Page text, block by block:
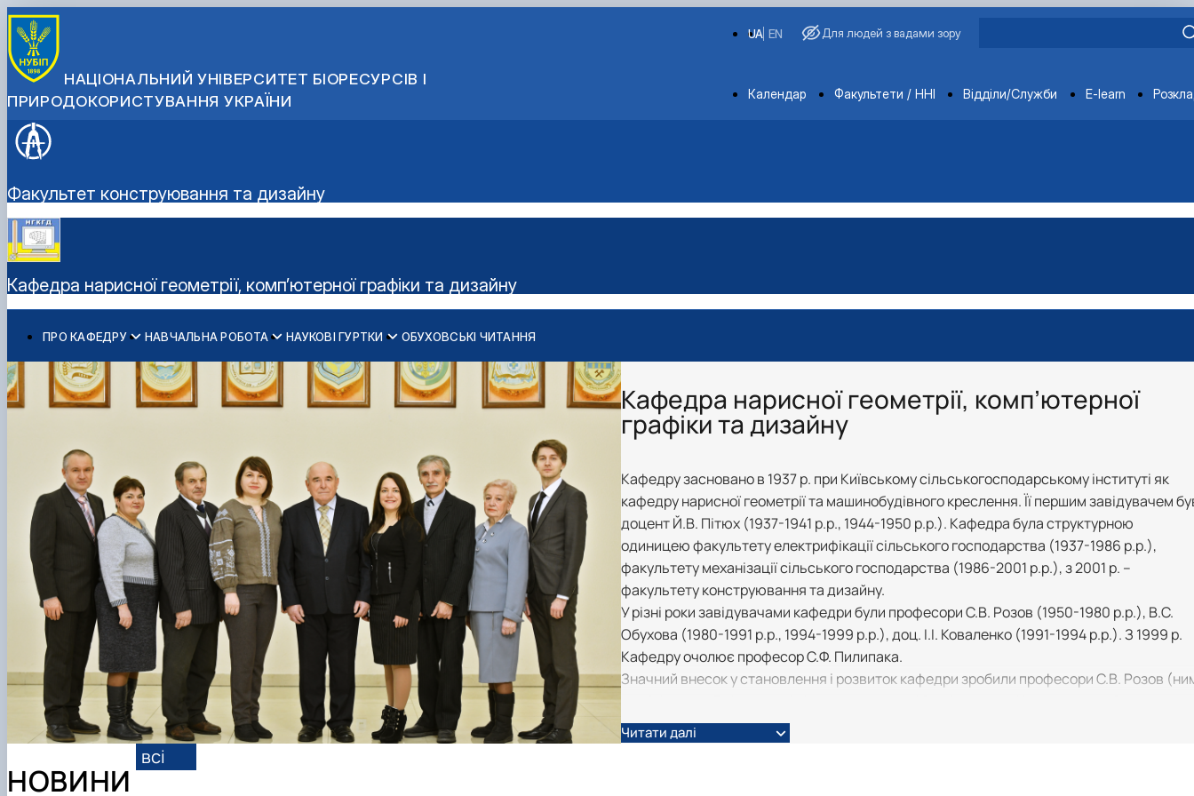
НАЦІОНАЛЬНИЙ УНІВЕРСИТЕТ БІОРЕСУРСІВ І
ПРИРОДОКОРИСТУВАННЯ УКРАЇНИ
EN
UA Для людей з вадами зору
Departments
Календар Факультети / ННІ Відділи/Служби E-learn
Факультет конструювання та дизайну
Кафедра нарисної геометрії, комп’ютерної графіки та дизайну
ПРО КАФЕДРУ
Історія кафедри
Співробітники кафедри
НАВЧАЛЬНА РОБОТА
Робочі програми
Зв'язки з підприємствами
НАУКОВІ ГУРТКИ
Віртуальна, доповнена та змішана реальність
Комп'ютерна графіка та твердотільне моделювання
CAD-технології для конструкторів
ОБУХОВСЬКІ ЧИТАННЯ
Кафедра нарисної геометрії, комп’ютерної
графіки та дизайну
Кафедру засновано в 1937 р. при Київському сільськогосподарському інституті як
кафедру нарисної геометрії та машинобудівного креслення. Її першим завідувачем
доцент Й.В. Пітюх (1937-1941 р.р., 1944-1950 р.р.). Кафедра була структурною
одиницею факультету електрифікації сільського господарства (1937-1986 р.р.),
факультету механізації сільського господарства (1986-2001 р.р.), з 2001 р. –
факультету конструювання та дизайну.
У різні роки завідувачами кафедри були професори С.В. Розов (1950-1980 р.р.), В.С.
Обухова (1980-1991 р.р., 1994-1999 р.р.), доц. І.І. Коваленко (1991-1994 р.р.). З 1999 р.
Кафедру очолює професор С.Ф. Пилипака.
Значний внесок у становлення і розвиток кафедри зробили професори С.В. Розов
19 видань на 6 мовах) та В.С. Обухова (відкрила аспірантуру та створила на кафедрі
наукову школу).
Читати далі
НОВИНИ
всі